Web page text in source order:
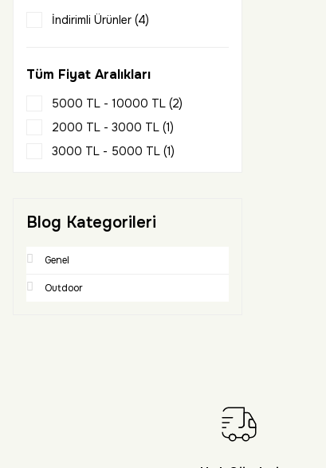
İndirimli Ürünler (4)
Tüm Fiyat Aralıkları
5000 TL - 10000 TL (2)
2000 TL - 3000 TL (1)
3000 TL - 5000 TL (1)
Blog Kategorileri
Genel
Outdoor